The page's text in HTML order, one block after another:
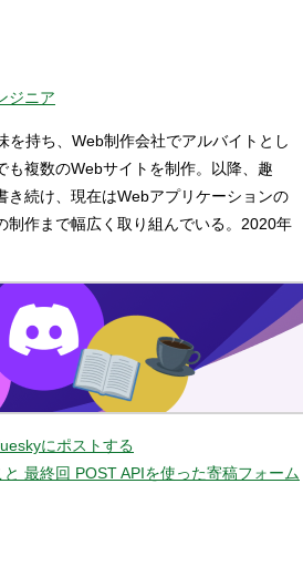
ジニア
を持ち、Web制作会社でアルバイトとし
も複数のWebサイトを制作。以降、趣
き続け、現在はWebアプリケーションの
制作まで幅広く取り組んでいる。2020年
にポストする
最終回 POST APIを使った寄稿フォーム